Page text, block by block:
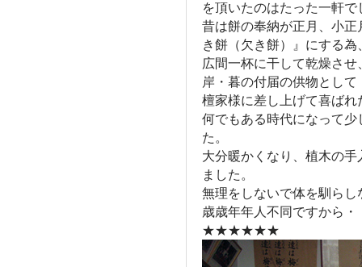
を頂いたのはたった一軒で
昔は餅の奉納が正月、小
き餅（欠き餅）』にする為
広間一杯に干して乾燥さ
岸・暮の付届の供物として
檀家様に差し上げて喜ば
何でもある時代になって
た。
大分暖かくなり、植木の
ました。
無理をしないで体を馴ら
歳歳年年人不同ですから・
★★★★★★